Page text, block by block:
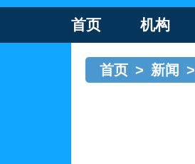
首页 机构
首页 > 新闻 >